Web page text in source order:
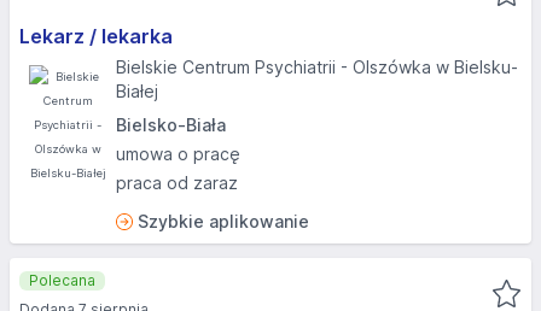
Lekarz / lekarka
Bielskie Centrum Psychiatrii - Olszówka w Bielsku-
Białej
Bielsko-Biała
umowa o pracę
praca od zaraz
Szybkie aplikowanie
Polecana